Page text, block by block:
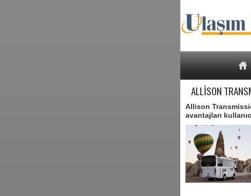
ALLİSON
Allison
avantajları